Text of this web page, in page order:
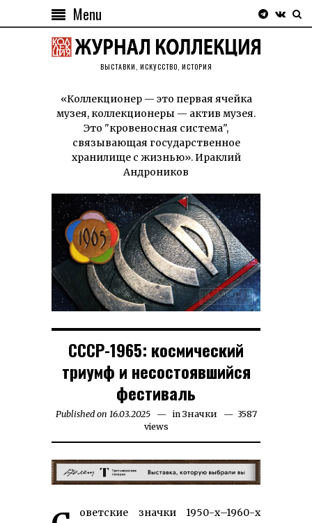
Menu
ВЫСТАВКИ, ИСКУССТВО, ИСТОРИЯ
«Коллекционер — это первая ячейка
музея, коллекционеры — актив музея.
Это "кровеносная система",
связывающая государственное
хранилище с жизнью». Ираклий
Андроников
СССР-1965: космический
триумф и несостоявшийся
фестиваль
Published on 16.03.202528.09.2025
in Значки
3587
views